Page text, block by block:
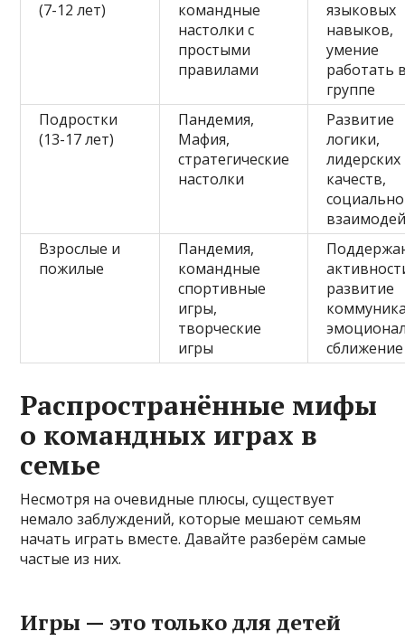
(7-12 лет)
командные
настолки с
простыми
правилами
языковых
навыков,
умение
работать
группе
Подростки
(13-17 лет)
Пандемия,
Мафия,
стратегические
настолки
Развитие
логики,
лидерских
качеств,
Взрослые и
пожилые
Пандемия,
командные
спортивные
игры,
творческие
игры
развитие
сближение
Распространённые мифы
о командных играх в
семье
Несмотря на очевидные плюсы, существует
немало заблуждений, которые мешают семьям
начать играть вместе. Давайте разберём самые
частые из них.
Игры — это только для детей